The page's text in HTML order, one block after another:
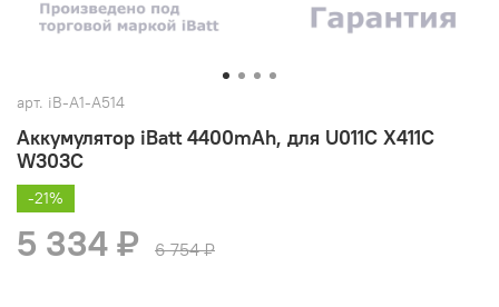
арт. iB-A1-A514
Аккумулятор iBatt 4400mAh, для U011C X411C
W303C
-21%
5 334 ₽ 6 754 ₽